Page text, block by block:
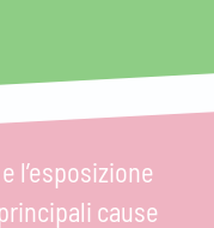
l’esposizione
cause